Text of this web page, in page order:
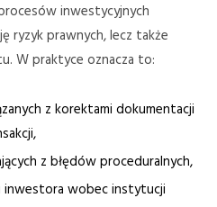
inwestycyjnych
ryzyk prawnych, lecz także
W praktyce oznacza to:
z korektami dokumentacji
z błędów proceduralnych,
inwestora wobec instytucji